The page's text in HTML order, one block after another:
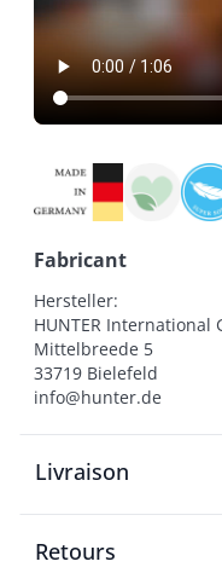
Fabricant
Hersteller:
HUNTER International
Mittelbreede 5
33719 Bielefeld
info@hunter.de
Livraison
Retours